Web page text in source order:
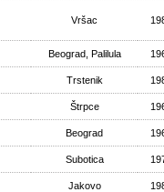
Vršac
Beograd, Palilula
Trstenik
Štrpce
Beograd
Subotica
Jakovo